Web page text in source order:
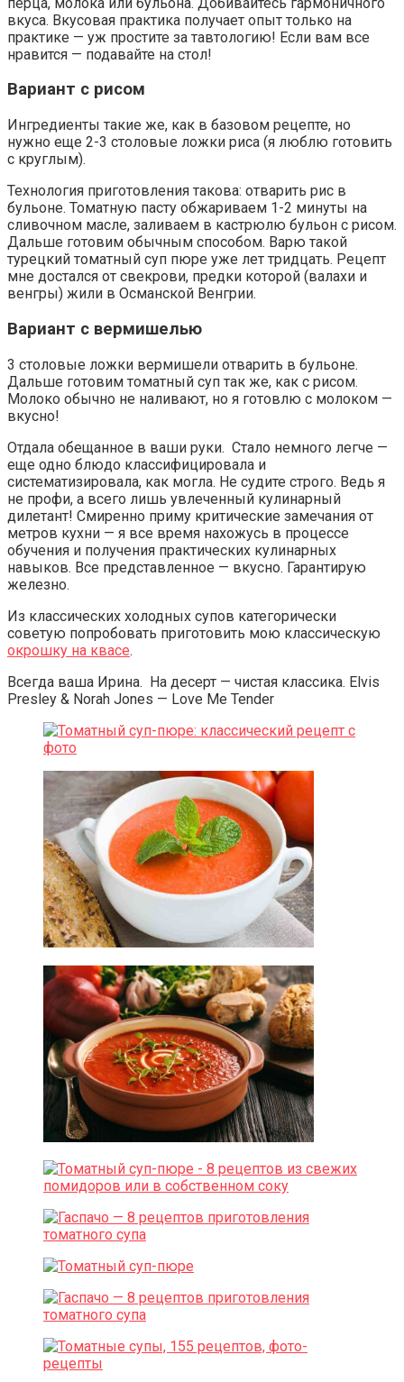
вкуса. Вкусовая практика получает опыт только на
практике — уж простите за тавтологию! Если вам все
нравится — подавайте на стол!
Вариант с рисом
Ингредиенты такие же, как в базовом рецепте, но
нужно еще 2-3 столовые ложки риса (я люблю готовить
с круглым).
Технология приготовления такова: отварить рис в
бульоне. Томатную пасту обжариваем 1-2 минуты на
сливочном масле, заливаем в кастрюлю бульон с рисом.
Дальше готовим обычным способом. Варю такой
турецкий томатный суп пюре уже лет тридцать. Рецепт
мне достался от свекрови, предки которой (валахи и
венгры) жили в Османской Венгрии.
Вариант с вермишелью
3 столовые ложки вермишели отварить в бульоне.
Дальше готовим томатный суп так же, как с рисом.
Молоко обычно не наливают, но я готовлю с молоком —
вкусно!
Отдала обещанное в ваши руки. Стало немного легче —
еще одно блюдо классифицировала и
систематизировала, как могла. Не судите строго. Ведь я
не профи, а всего лишь увлеченный кулинарный
дилетант! Смиренно приму критические замечания от
метров кухни — я все время нахожусь в процессе
обучения и получения практических кулинарных
навыков. Все представленное — вкусно. Гарантирую
железно.
Из классических холодных супов категорически
советую попробовать приготовить мою классическую
окрошку на квасе.
Всегда ваша Ирина. На десерт — чистая классика. Elvis
Presley & Norah Jones — Love Me Tender